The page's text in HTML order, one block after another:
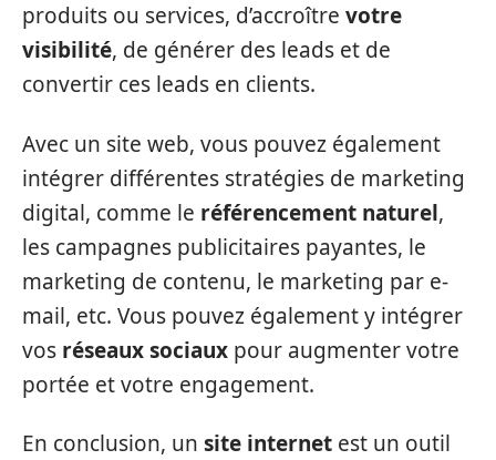
produits ou services, d’accroître votre
visibilité, de générer des leads et de
convertir ces leads en clients.
Avec un site web, vous pouvez également
intégrer différentes stratégies de marketing
digital, comme le référencement naturel,
les campagnes publicitaires payantes, le
marketing de contenu, le marketing par e-
mail, etc. Vous pouvez également y intégrer
vos réseaux sociaux pour augmenter votre
portée et votre engagement.
En conclusion, un site internet est un outil